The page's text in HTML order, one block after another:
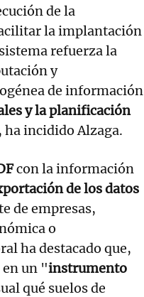
de la
la implantación
refuerza la
y
de información
y la planificación
ha incidido Alzaga.
con la información
de los datos
de empresas,
o
ha destacado que,
en un "instrumento
qué suelos de